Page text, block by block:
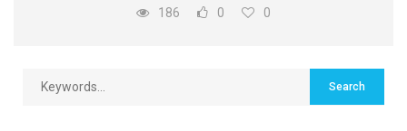
186 0 0